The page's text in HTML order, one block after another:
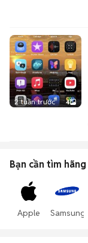
2 tuần trước 4
Bạn cần tìm hãng
Apple Samsung